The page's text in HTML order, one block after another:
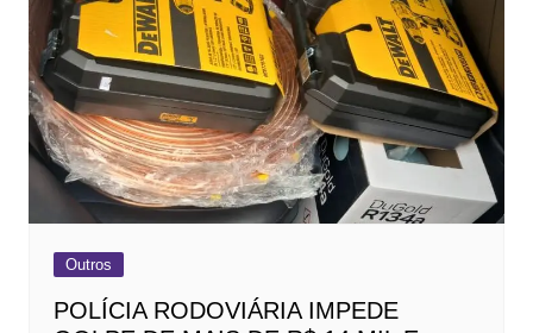
Outros
POLÍCIA RODOVIÁRIA IMPEDE